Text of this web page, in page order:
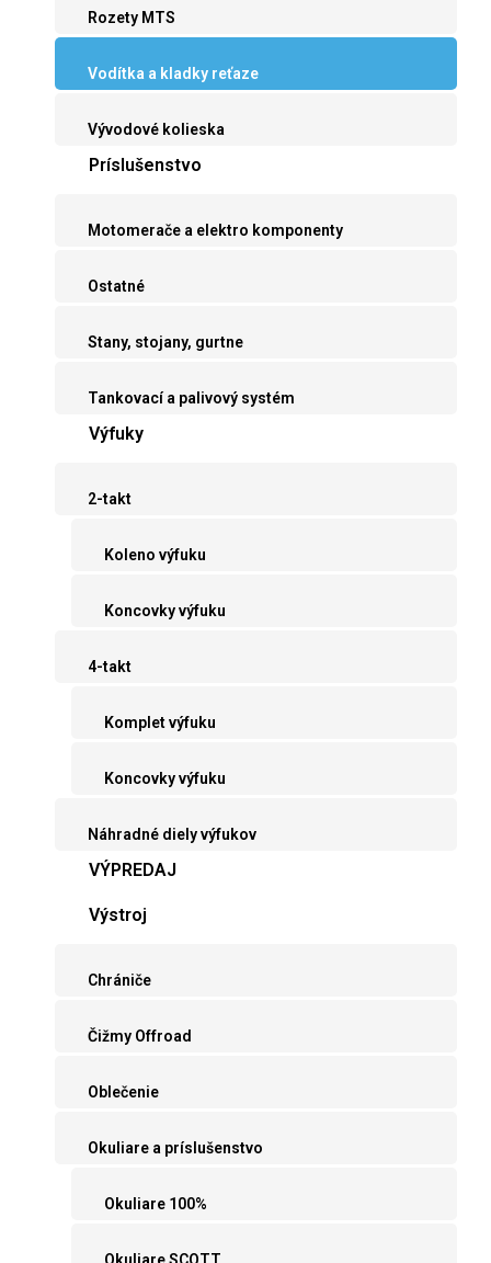
Rozety MTS
Vodítka a kladky reťaze
Vývodové kolieska
Príslušenstvo
Motomerače a elektro komponenty
Ostatné
Stany, stojany, gurtne
Tankovací a palivový systém
Výfuky
2-takt
Koleno výfuku
Koncovky výfuku
4-takt
Komplet výfuku
Koncovky výfuku
Náhradné diely výfukov
VÝPREDAJ
Výstroj
Chrániče
Čižmy Offroad
Oblečenie
Okuliare a príslušenstvo
Okuliare 100%
Okuliare SCOTT